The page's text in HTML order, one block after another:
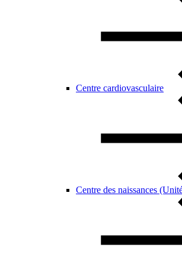
Centre cardiovasculaire
Centre des naissances